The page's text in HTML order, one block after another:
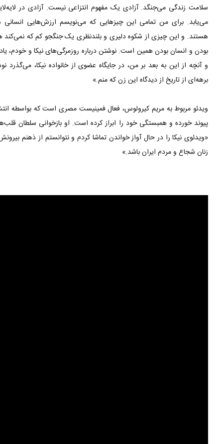
سلامت زندگی می‌جنگد. آزادی یک مفهوم انتزاعی نیست. آزادی در
می‌یابد. برای من تمامی این چیزهایی که می‌نویسم ارزش‌هایی
هستند. و این چیزی از شکوه دلیری و بلندنظری یک جنگجو کم که نمی‌کند
بودن و انسان بودن همین است. نوشتن درباره روزمرگی‌های نیکا و خودم،
و آنچه از این به بعد بر من، در جایگاه عضوی از خانواده نیکا،
برهه‌ای از تاریخ از دیدگاه این زن که منم.»
ویدئو مربوط به مریم کیرولوس، فعال فمینیست مصری است که بواسطه
پیوند خورده و همبستگی خود را ابراز کرده است. او بازخوانی سلطان
«ویدئوی نیکا را در حال آواز خواندن تماشا کردم و نتوانستم از ذهنم
زنان شجاع و مردم ایران باشد.»